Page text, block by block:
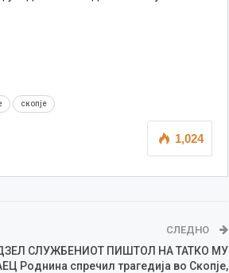
скопје
1,024
СЛЕДНО
СЛУЖБЕНИОТ ПИШТОЛ НА ТАТКО МУ
Роднина спречил трагедија во Скопје,